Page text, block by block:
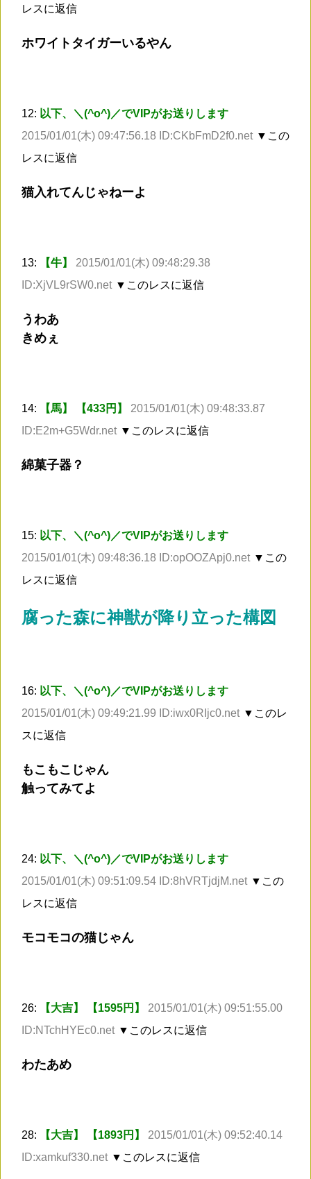
レスに返信
ホワイトタイガーいるやん
12: 以下、＼(^o^)／でVIPがお送りします
2015/01/01(木) 09:47:56.18 ID:CKbFmD2f0.net ▼この
レスに返信
猫入れてんじゃねーよ
13: 【牛】 2015/01/01(木) 09:48:29.38
ID:XjVL9rSW0.net ▼このレスに返信
うわあ
きめぇ
14: 【馬】 【433円】 2015/01/01(木) 09:48:33.87
ID:E2m+G5Wdr.net ▼このレスに返信
綿菓子器？
15: 以下、＼(^o^)／でVIPがお送りします
2015/01/01(木) 09:48:36.18 ID:opOOZApj0.net ▼この
レスに返信
腐った森に神獣が降り立った構図
16: 以下、＼(^o^)／でVIPがお送りします
2015/01/01(木) 09:49:21.99 ID:iwx0RIjc0.net ▼このレ
スに返信
もこもこじゃん
触ってみてよ
24: 以下、＼(^o^)／でVIPがお送りします
2015/01/01(木) 09:51:09.54 ID:8hVRTjdjM.net ▼この
レスに返信
モコモコの猫じゃん
26: 【大吉】 【1595円】 2015/01/01(木) 09:51:55.00
ID:NTchHYEc0.net ▼このレスに返信
わたあめ
28: 【大吉】 【1893円】 2015/01/01(木) 09:52:40.14
ID:xamkuf330.net ▼このレスに返信